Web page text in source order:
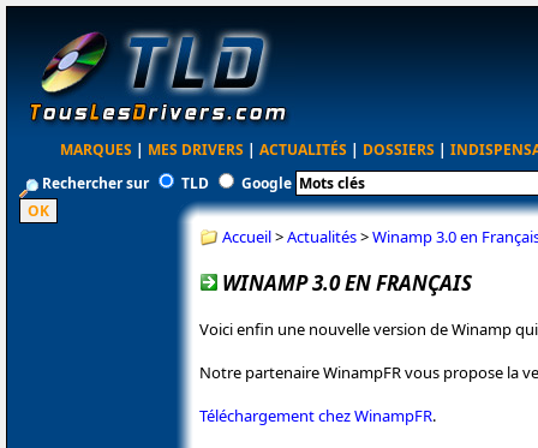
MARQUES | MES DRIVERS | ACTUALITÉS | DOSSIERS |
Rechercher sur
TLD Google
Accueil>Actualités>Winamp 3.0 en
WINAMP 3.0 EN FRANÇAIS
Voici enfin une nouvelle version de Winamp
Notre partenaire WinampFR vous propose la
Téléchargement chez WinampFR.